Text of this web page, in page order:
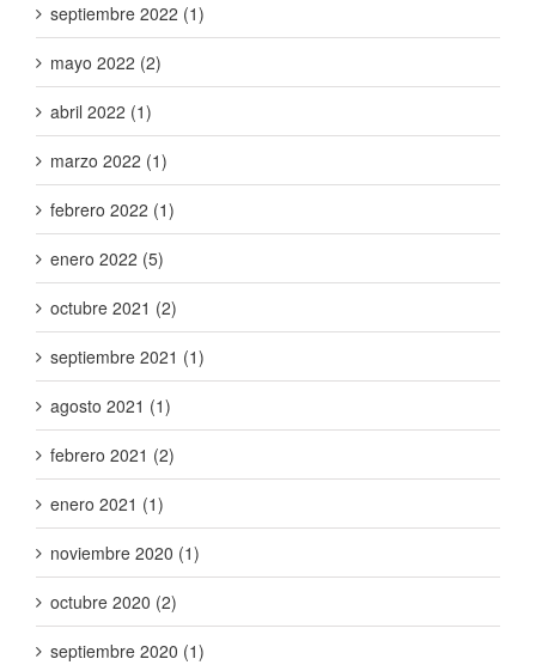
septiembre 2022 (1)
mayo 2022 (2)
abril 2022 (1)
marzo 2022 (1)
febrero 2022 (1)
enero 2022 (5)
octubre 2021 (2)
septiembre 2021 (1)
agosto 2021 (1)
febrero 2021 (2)
enero 2021 (1)
noviembre 2020 (1)
octubre 2020 (2)
septiembre 2020 (1)